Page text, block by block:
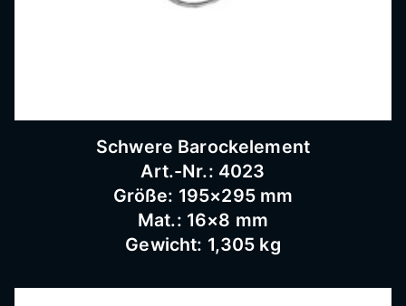
Schwere Barockelement
Art.-Nr.: 4023
Größe: 195×295 mm
Mat.: 16×8 mm
Gewicht: 1,305 kg